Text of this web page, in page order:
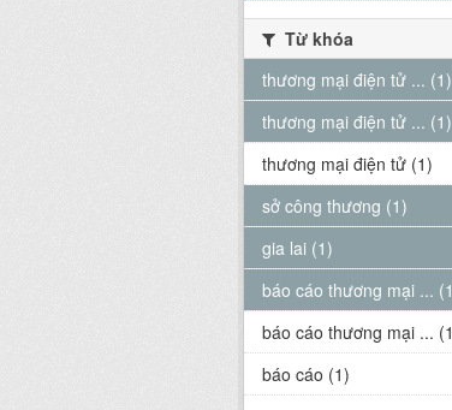
Từ khóa
thương mại điện tử ... (1)
thương mại điện tử ... (1)
thương mại điện tử (1)
sở công thương (1)
gia lai (1)
báo cáo thương mại ...
báo cáo thương mại ...
báo cáo (1)